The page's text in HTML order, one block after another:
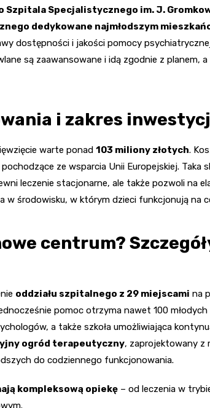
Szpitala Specjalistycznego im. J.
dedykowane najmłodszym
dostępności i jakości pomocy
są zaawansowane i idą zgodnie z planem,
i zakres
warte ponad 103 miliony złotych.
ze wsparcia Unii Europejskiej. Taka
leczenie stacjonarne, ale także pozwoli na
w środowisku, w którym dzieci funkcjonują na
centrum?
oddziału szpitalnego z 29 miejscami na
pomoc otrzyma nawet 100
a także szkoła umożliwiająca
ogród terapeutyczny, zaprojektowany z
do codziennego funkcjonowania.
kompleksową opiekę – od leczenia w